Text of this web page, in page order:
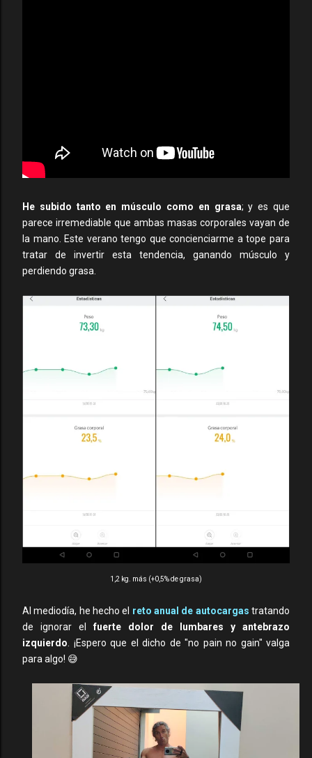
He subido tanto en músculo como en grasa; y es que
parece irremediable que ambas masas corporales vayan de
la mano. Este verano tengo que concienciarme a tope para
tratar de invertir esta tendencia, ganando músculo y
perdiendo grasa.
1,2 kg. más (+0,5% de grasa)
Al mediodía, he hecho el reto anual de autocargas tratando
de ignorar elfuerte dolor de lumbares y antebrazo
izquierdo . ¡Espero que el dicho de "no pain no gain" valga
para algo! 😅